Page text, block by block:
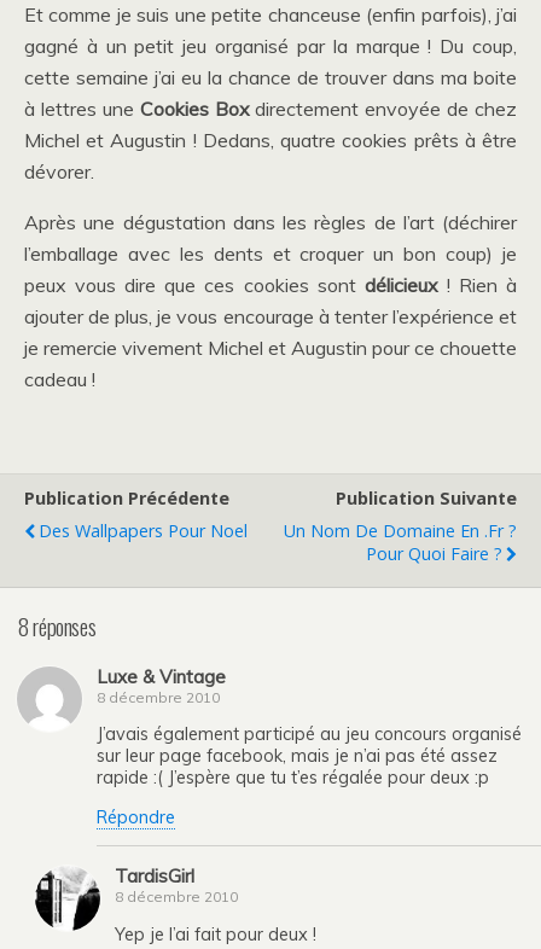
Et comme je suis une petite chanceuse (enfin parfois), j’ai
gagné à un petit jeu organisé par la marque ! Du coup,
cette semaine j’ai eu la chance de trouver dans ma boite
à lettres une Cookies Boxdirectement envoyée de chez
Michel et Augustin ! Dedans, quatre cookies prêts à être
dévorer.
Après une dégustation dans les règles de l’art (déchirer
l’emballage avec les dents et croquer un bon coup) je
peux vous dire que ces cookies sont délicieux! Rien à
ajouter de plus, je vous encourage à tenter l’expérience et
je remercie vivement Michel et Augustin pour ce chouette
cadeau !
Publication Précédente
Des Wallpapers Pour Noel
Publication Suivante
Un Nom De Domaine En .fr ?
Pour Quoi Faire ?
8 réponses
Luxe & Vintage
8 décembre 2010
J’avais également participé au jeu concours organisé
sur leur page facebook, mais je n’ai pas été assez
rapide :( J’espère que tu t’es régalée pour deux :p
Répondre
TardisGirl
8 décembre 2010
Yep je l’ai fait pour deux !